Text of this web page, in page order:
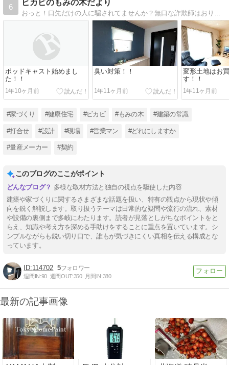
6
ビカビのもみの木だより
ポッドキャスト始めまし
た！！
1年10ヶ月前
臭い対策！！
1年11ヶ月前
変形土地はお
す！！
1年11ヶ月前
#家づくり #健康住宅 #ビカビ #もみの木 #建築の常識
#打合せ #設計 #現場 #営業マン #どれにしますか
#量産メーカー #契約
このブログのここがポイント
多様な取材方法と独自の視点を駆使した内容
建築や家づくりに関するさまざまな話題を扱い、特有の観点から現状や傾
向を鋭く解説します。取り扱うテーマは日常的な疑問や流行の流れ、素材
や設備の裏側まで多岐にわたります。読者が見落としがちなポイントをと
らえ、知識や考え方を深める手助けをすることに重点を置いています。シ
ンプルながらも鋭い切り口で、誰もが気づきにくい真相を伝える構成とな
っています。
114702 5
週間IN:90 週間OUT:350 月間IN:380
最新の記事画像